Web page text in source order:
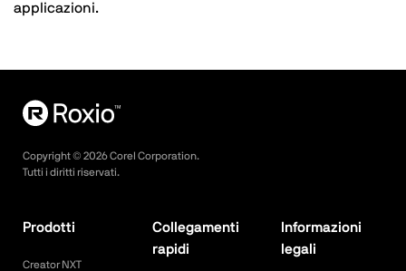
applicazioni.
Copyright © 2026Corel Corporation.
Tutti i diritti riservati.
Prodotti
Creator NXT
Collegamenti
rapidi
Informazioni
legali